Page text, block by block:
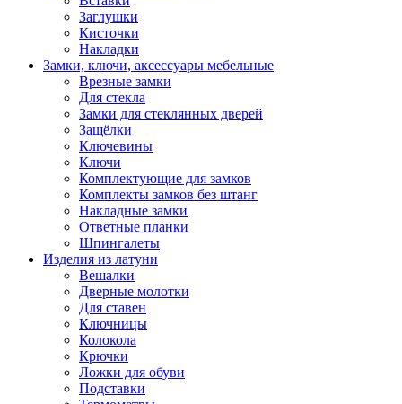
Заглушки
Кисточки
Накладки
Замки, ключи, аксессуары мебельные
Врезные замки
Для стекла
Замки для стеклянных дверей
Защёлки
Ключевины
Ключи
Комплектующие для замков
Комплекты замков без штанг
Накладные замки
Ответные планки
Шпингалеты
Изделия из латуни
Вешалки
Дверные молотки
Для ставен
Ключницы
Колокола
Крючки
Ложки для обуви
Подставки